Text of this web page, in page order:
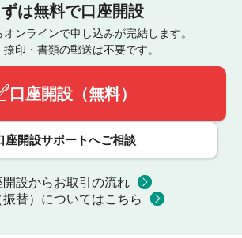
ずは無料で口座開設
ンラインで申し込みが完結します。
捺印・書類の郵送は不要です。
口座開設（無料）
座開設サポートへご相談
開設からお取引の流れ
振替）についてはこちら